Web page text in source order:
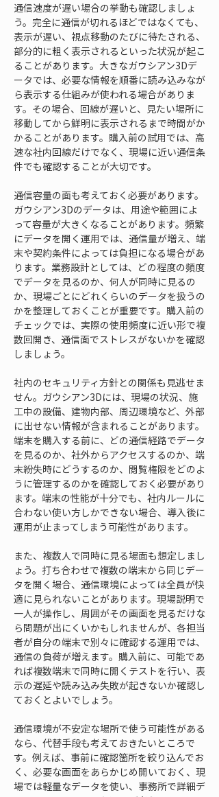
通信速度が遅い場合の挙動も確認しましょ
う。完全に通信が切れるほどではなくても、
表示が遅い、視点移動のたびに待たされる、
部分的に粗く表示されるといった状況が起こ
ることがあります。大きなガウシアン3Dデ
ータでは、必要な情報を順番に読み込みなが
ら表示する仕組みが使われる場合がありま
す。その場合、回線が遅いと、見たい場所に
移動してから鮮明に表示されるまで時間がか
かることがあります。購入前の試用では、高
速な社内回線だけでなく、現場に近い通信条
件でも確認することが大切です。
通信容量の面も考えておく必要があります。
ガウシアン3Dのデータは、用途や範囲によ
って容量が大きくなることがあります。頻繁
にデータを開く運用では、通信量が増え、端
末や契約条件によっては負担になる場合があ
ります。業務設計としては、どの程度の頻度
でデータを見るのか、何人が同時に見るの
か、現場ごとにどれくらいのデータを扱うの
かを整理しておくことが重要です。購入前の
チェックでは、実際の使用頻度に近い形で複
数回開き、通信面でストレスがないかを確認
しましょう。
社内のセキュリティ方針との関係も見逃せま
せん。ガウシアン3Dには、現場の状況、施
工中の設備、建物内部、周辺環境など、外部
に出せない情報が含まれることがあります。
端末を購入する前に、どの通信経路でデータ
を見るのか、社外からアクセスするのか、端
末紛失時にどうするのか、閲覧権限をどのよ
うに管理するのかを確認しておく必要があり
ます。端末の性能が十分でも、社内ルールに
合わない使い方しかできない場合、導入後に
運用が止まってしまう可能性があります。
また、複数人で同時に見る場面も想定しまし
ょう。打ち合わせで複数の端末から同じデー
タを開く場合、通信環境によっては全員が快
適に見られないことがあります。現場説明で
一人が操作し、周囲がその画面を見るだけな
ら問題が出にくいかもしれませんが、各担当
者が自分の端末で別々に確認する運用では、
通信の負荷が増えます。購入前に、可能であ
れば複数端末で同時に開くテストを行い、表
示の遅延や読み込み失敗が起きないか確認し
ておくとよいでしょう。
通信環境が不安定な場所で使う可能性がある
なら、代替手段も考えておきたいところで
す。例えば、事前に確認箇所を絞り込んでお
く、必要な画面をあらかじめ開いておく、現
場では軽量なデータを使い、事務所で詳細デ